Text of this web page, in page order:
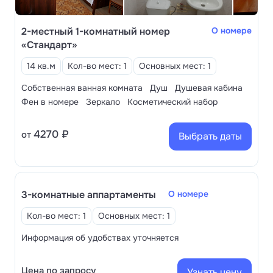
Приём ведёт педиатр. Детский клуб «Солнышко» и
детская площадка обеспечивают весёлый досуг.
2-местный 1-комнатный номер
«Стандарт»
О номере
14 кв.м Кол-во мест: 1
Основных мест: 1
Собственная ванная комната
Душ
Душевая кабина
Фен в номере
Зеркало Косметический набор
от 4270 ₽ Выбрать даты
3-комнатные аппартаменты
О номере
Кол-во мест: 1
Основных мест: 1
Информация об удобствах уточняется